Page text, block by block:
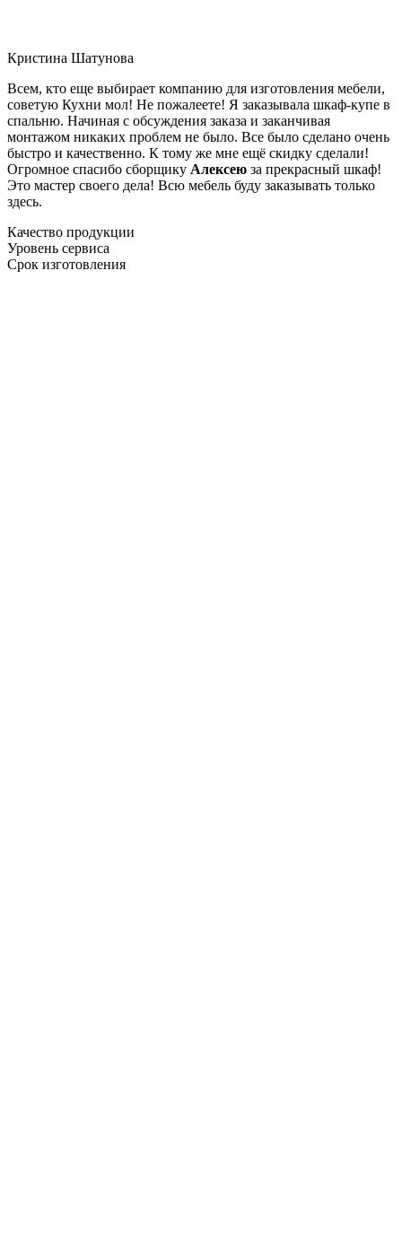
Кристина Шатунова
Всем, кто еще выбирает компанию для изготовления мебели,
советую Кухни мол! Не пожалеете! Я заказывала шкаф-купе в
спальню. Начиная с обсуждения заказа и заканчивая
монтажом никаких проблем не было. Все было сделано очень
быстро и качественно. К тому же мне ещё скидку сделали!
Огромное спасибо сборщику Алексею за прекрасный шкаф!
Это мастер своего дела! Всю мебель буду заказывать только
здесь.
Качество продукции
Уровень сервиса
Срок изготовления